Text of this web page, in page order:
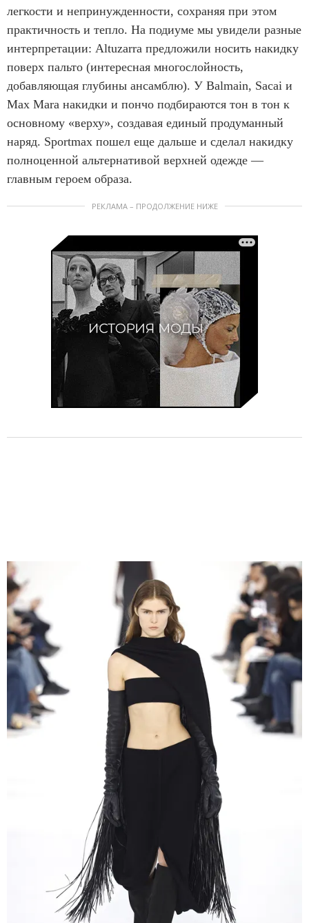
легкости и непринужденности, сохраняя при этом
практичность и тепло. На подиуме мы увидели разные
интерпретации: Altuzarra предложили носить накидку
поверх пальто (интересная многослойность,
добавляющая глубины ансамблю). У Balmain, Sacai и
Max Mara накидки и пончо подбираются тон в тон к
основному «верху», создавая единый продуманный
наряд. Sportmax пошел еще дальше и сделал накидку
полноценной альтернативой верхней одежде —
главным героем образа.
РЕКЛАМА – ПРОДОЛЖЕНИЕ НИЖЕ